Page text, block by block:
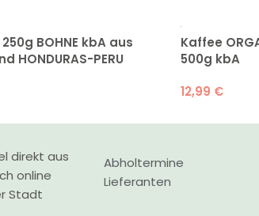
250g BOHNE kbA aus
HONDURAS-PERU
Kaffee
500g kbA
12,99 €
direkt aus
online
Stadt
Abholtermine
Lieferanten